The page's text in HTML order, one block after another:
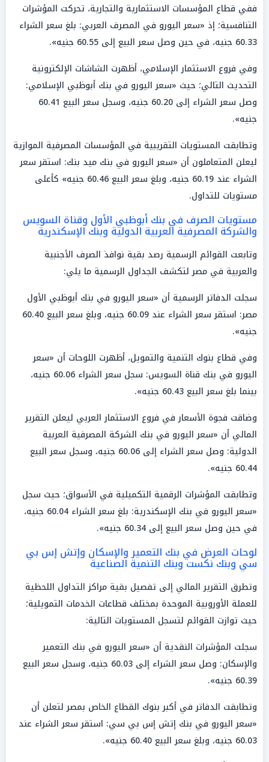
ففي قطاع المؤسسات الاستثمارية والتجارية، تحركت المؤشرات
التنافسية؛ إذ «سعر اليورو في المصرف العربي: بلغ سعر الشراء
60.33 جنيه، في حين وصل سعر البيع إلى 60.55 جنيه».
وفي فروع الاستثمار الإسلامي، أظهرت الشاشات الإلكترونية
التحديث التالي؛ حيث «سعر اليورو في بنك أبوظبي الإسلامي:
وصل سعر الشراء إلى 60.20 جنيه، وسجل سعر البيع 60.41
جنيه».
وتطابقت المستويات التقريبية في المؤسسات المصرفية الموازية
ليعلن المتعاملون أن «سعر اليورو في بنك ميد بنك: استقر سعر
الشراء عند 60.19 جنيه، وبلغ سعر البيع 60.46 جنيه» كأعلى
مستويات للتداول.
مستويات الصرف في بنك أبوظبي الأول وقناة السويس
والشركة المصرفية العربية الدولية وبنك الإسكندرية
وتابعت القوائم الرسمية رصد بقية نوافذ الصرف الأجنبية
والعربية في مصر لتكشف الجداول الرسمية ما يلي:
سجلت الدفاتر الرسمية أن «سعر اليورو في بنك أبوظبي الأول
مصر: استقر سعر الشراء عند 60.09 جنيه، وبلغ سعر البيع 60.40
جنيه».
وفي قطاع بنوك التنمية والتمويل، أظهرت اللوحات أن «سعر
اليورو في بنك قناة السويس: سجل سعر الشراء 60.06 جنيه،
بينما بلغ سعر البيع 60.43 جنيه».
وضاقت فجوة الأسعار في فروع الاستثمار العربي ليعلن التقرير
المالي أن «سعر اليورو في بنك الشركة المصرفية العربية
الدولية: وصل سعر الشراء إلى 60.06 جنيه، وسجل سعر البيع
60.44 جنيه».
وتطابقت المؤشرات الرقمية التكميلية في الأسواق؛ حيث سجل
«سعر اليورو في بنك الإسكندرية: بلغ سعر الشراء 60.04 جنيه،
في حين وصل سعر البيع إلى 60.34 جنيه».
لوحات العرض في بنك التعمير والإسكان وإتش إس بي
سي وبنك نكست وبنك التنمية الصناعية
وتطرق التقرير المالي إلى تفصيل بقية مراكز التداول اللحظية
للعملة الأوروبية الموحدة بمختلف قطاعات الخدمات التمويلية؛
حيث توازت القوائم لتسجل المستويات التالية:
سجلت المؤشرات النقدية أن «سعر اليورو في بنك التعمير
والإسكان: وصل سعر الشراء إلى 60.03 جنيه، وسجل سعر البيع
60.39 جنيه».
وتطابقت الدفاتر في أكبر بنوك القطاع الخاص بمصر لتعلن أن
«سعر اليورو في بنك إتش إس بي سي: استقر سعر الشراء عند
60.03 جنيه، وبلغ سعر البيع 60.40 جنيه».